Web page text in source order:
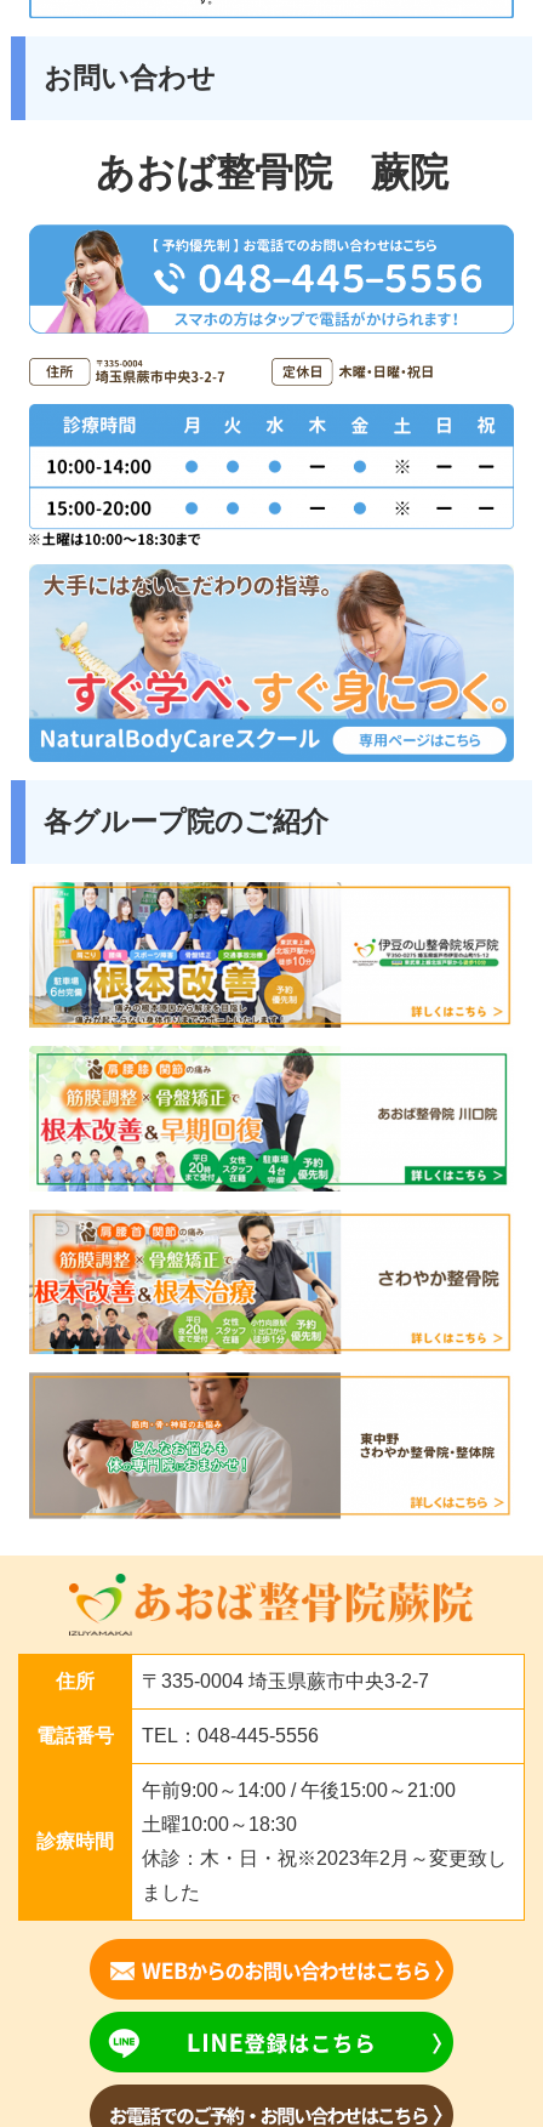
お問い合わせ
あおば整骨院 蕨院
各グループ院のご紹介
住所 〒335-0004 埼玉県蕨市中央3-2-7
電話番号 TEL：048-445-5556
診療時間
午前9:00～14:00 / 午後15:00～21:00
土曜10:00～18:30
休診：木・日・祝※2023年2月～変更致し
ました